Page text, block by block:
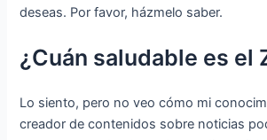
deseas. Por favor, házmelo saber.
¿Cuán saludable es el
Lo siento, pero no veo cómo mi
creador de contenidos sobre noticias